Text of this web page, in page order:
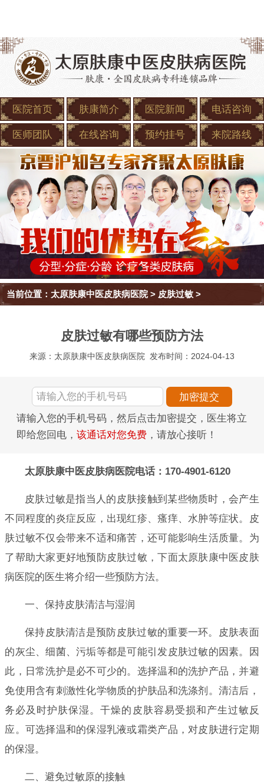
医院首页 肤康简介 医院新闻 电话咨询
医师团队 在线咨询 预约挂号 来院路线
当前位置： 太原肤康中医皮肤病医院> 皮肤过敏 >
皮肤过敏有哪些预防方法
来源：太原肤康中医皮肤病医院 发布时间：2024-04-13
请输入您的手机号码，然后点击加密提交，医生将立
即给您回电， 该通话对您免费 ，请放心接听！
太原肤康中医皮肤病医院电话：170-4901-6120
皮肤过敏是指当人的皮肤接触到某些物质时，会产生
不同程度的炎症反应，出现红疹、瘙痒、水肿等症状。皮
肤过敏不仅会带来不适和痛苦，还可能影响生活质量。为
了帮助大家更好地预防皮肤过敏，下面太原肤康中医皮肤
病医院的医生将介绍一些预防方法。
一、保持皮肤清洁与湿润
保持皮肤清洁是预防皮肤过敏的重要一环。皮肤表面
的灰尘、细菌、污垢等都是可能引发皮肤过敏的因素。因
此，日常洗护是必不可少的。选择温和的洗护产品，并避
免使用含有刺激性化学物质的护肤品和洗涤剂。清洁后，
务必及时护肤保湿。干燥的皮肤容易受损和产生过敏反
应。可选择温和的保湿乳液或霜类产品，对皮肤进行定期
的保湿。
二、避免过敏原的接触